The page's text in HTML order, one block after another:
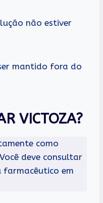
não estiver
mantido fora do
VICTOZA?
como
deve consultar
farmacêutico em